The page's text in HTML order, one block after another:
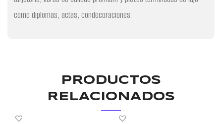
como diplomas, actas, condecoraciones.
PRODUCTOS
RELACIONADOS